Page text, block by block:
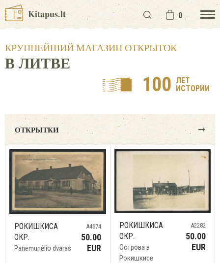
Kitapus.lt 0
КРУПНЕЙШИЙ МАГАЗИН ОТКРЫТОК
В ЛИТВЕ
100 ЛЕТ
ИСТОРИИ
ОТКРЫТКИ
РОКИШКИСА
ОКР.
Panemunėlio dvaras
A4674
50.00
EUR
РОКИШКИСА
ОКР.
Острова в
Рокишкисе
A2282
50.00
EUR